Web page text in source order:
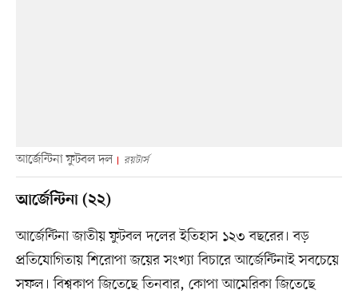
আর্জেন্টিনা ফুটবল দল রয়টার্স
আর্জেন্টিনা (২২)
আর্জেন্টিনা জাতীয় ফুটবল দলের ইতিহাস ১২৩ বছরের। বড়
প্রতিযোগিতায় শিরোপা জয়ের সংখ্যা বিচারে আর্জেন্টিনাই সবচেয়ে
সফল। বিশ্বকাপ জিতেছে তিনবার, কোপা আমেরিকা জিতেছে